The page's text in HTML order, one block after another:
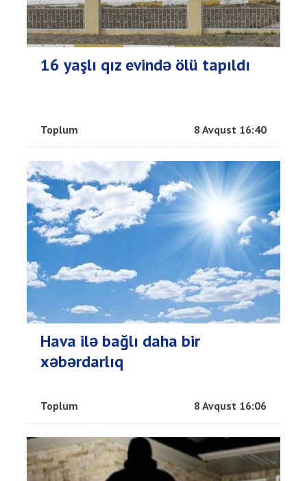
16 yaşlı qız evində ölü tapıldı
Toplum 8 Avqust 16:40
Hava ilə bağlı daha bir
xəbərdarlıq
Toplum 8 Avqust 16:06